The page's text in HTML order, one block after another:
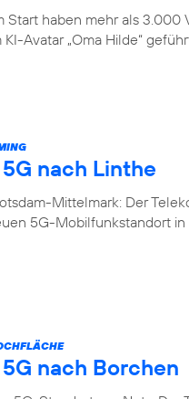
Start haben mehr als 3.000
Avatar „Oma Hilde“
nach Linthe
Mittelmark: Der
5G-Mobilfunkstandort
nach Borchen